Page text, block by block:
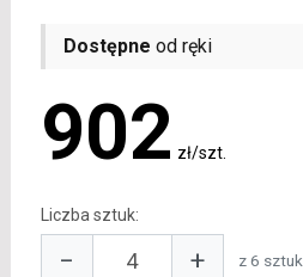
Dostępne od ręki
902 zł/szt.
Liczba sztuk:
− + z 6 sztuk